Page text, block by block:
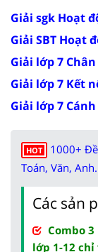
Giải sgk Hoạt
Giải SBT Hoạt
Giải lớp 7
Giải lớp 7 Kết
Giải lớp 7
HOT
1000+
Toán, Văn,
Các sản
Combo 3
lớp 1-12